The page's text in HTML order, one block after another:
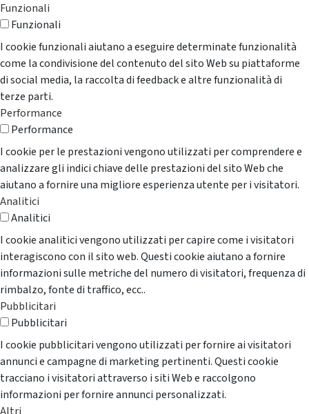
Funzionali
Funzionali
I cookie funzionali aiutano a eseguire determinate funzionalità
come la condivisione del contenuto del sito Web su piattaforme
di social media, la raccolta di feedback e altre funzionalità di
terze parti.
Performance
Performance
I cookie per le prestazioni vengono utilizzati per comprendere e
analizzare gli indici chiave delle prestazioni del sito Web che
aiutano a fornire una migliore esperienza utente per i visitatori.
Analitici
Analitici
I cookie analitici vengono utilizzati per capire come i visitatori
interagiscono con il sito web. Questi cookie aiutano a fornire
informazioni sulle metriche del numero di visitatori, frequenza di
rimbalzo, fonte di traffico, ecc..
Pubblicitari
Pubblicitari
I cookie pubblicitari vengono utilizzati per fornire ai visitatori
annunci e campagne di marketing pertinenti. Questi cookie
tracciano i visitatori attraverso i siti Web e raccolgono
informazioni per fornire annunci personalizzati.